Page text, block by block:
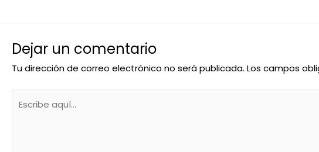
Dejar un comentario
Tu dirección de correo electrónico no será publicada. Los campos